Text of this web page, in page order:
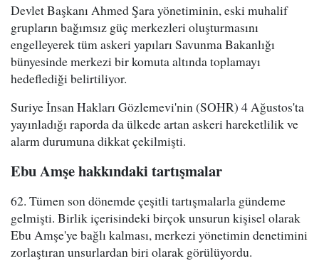
Devlet Başkanı Ahmed Şara yönetiminin, eski muhalif
grupların bağımsız güç merkezleri oluşturmasını
engelleyerek tüm askeri yapıları Savunma Bakanlığı
bünyesinde merkezi bir komuta altında toplamayı
hedeflediği belirtiliyor.
Suriye İnsan Hakları Gözlemevi'nin (SOHR) 4 Ağustos'ta
yayınladığı raporda da ülkede artan askeri hareketlilik ve
alarm durumuna dikkat çekilmişti.
Ebu Amşe hakkındaki tartışmalar
62. Tümen son dönemde çeşitli tartışmalarla gündeme
gelmişti. Birlik içerisindeki birçok unsurun kişisel olarak
Ebu Amşe'ye bağlı kalması, merkezi yönetimin denetimini
zorlaştıran unsurlardan biri olarak görülüyordu.